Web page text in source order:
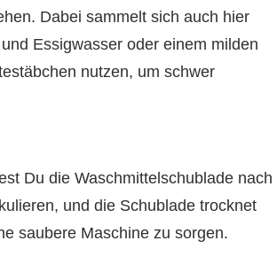
Dabei sammelt sich auch hier
Essigwasser oder einem milden
nutzen, um schwer
Du die Waschmittelschublade nach
und die Schublade trocknet
saubere Maschine zu sorgen.